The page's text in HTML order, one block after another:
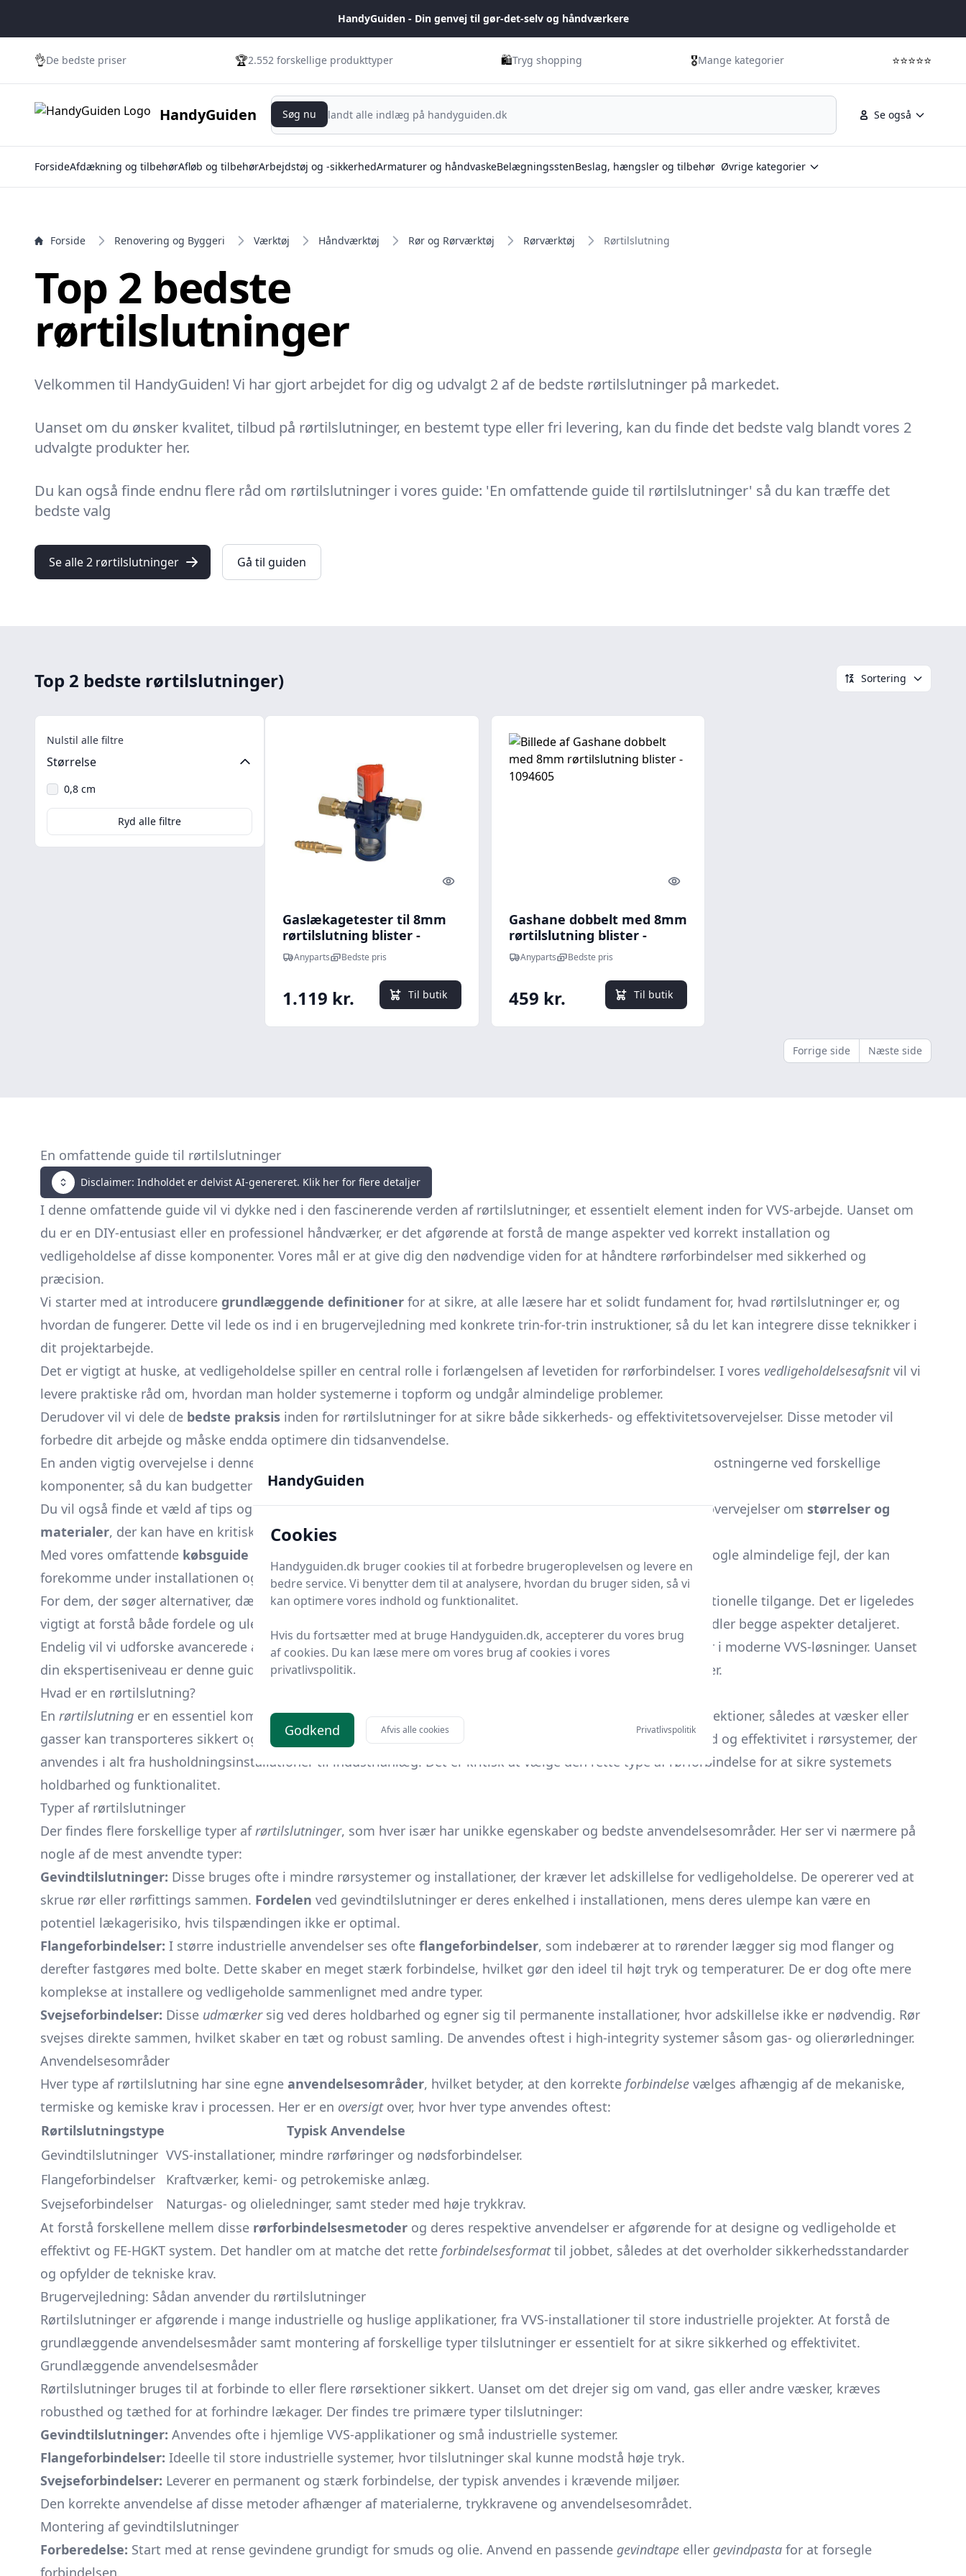
HandyGuiden - Din genvej til gør-det-selv og håndværkere
👌De bedste priser 🏆2.552 forskellige produkttyper 🛍️Tryg shopping 🎖️Mange kategorier ⭐⭐⭐⭐⭐
HandyGuiden Se også
Søg nu
Søg nu
ForsideAfdækning og tilbehørAfløb og tilbehørArbejdstøj og -sikkerhedArmaturer og håndvaskeBelægningsstenBeslag, hængsler og tilbehør Øvrige kategorier
Forside Renovering og Byggeri Værktøj Håndværktøj Rør og Rørværktøj Rørværktøj Rørtilslutning
Top 2 bedste
rørtilslutninger
Velkommen til HandyGuiden! Vi har gjort arbejdet for dig og udvalgt 2 af de bedste rørtilslutninger på markedet.
Uanset om du ønsker kvalitet, tilbud på rørtilslutninger, en bestemt type eller fri levering, kan du finde det bedste valg blandt vores 2
udvalgte produkter her.
Du kan også finde endnu flere råd om rørtilslutninger i vores guide: 'En omfattende guide til rørtilslutninger' så du kan træffe det
bedste valg
Se alle 2 rørtilslutninger Gå til guiden
Top 2 bedste rørtilslutninger) Sortering
Nulstil alle filtre
Størrelse
0,8 cm
Ryd alle filtre
Quick look
Gaslækagetester til 8mm
rørtilslutning blister -
1094615
Anyparts Bedste pris
1.119 kr. Til butik
Quick look
Gashane dobbelt med 8mm
rørtilslutning blister -
1094605
Anyparts Bedste pris
459 kr. Til butik
Forrige side Næste side
En omfattende guide til rørtilslutninger
Disclaimer: Indholdet er delvist AI-genereret. Klik her for flere detaljer
I denne omfattende guide vil vi dykke ned i den fascinerende verden af rørtilslutninger, et essentielt element inden for VVS-arbejde. Uanset om
du er en DIY-entusiast eller en professionel håndværker, er det afgørende at forstå de mange aspekter ved korrekt installation og
vedligeholdelse af disse komponenter. Vores mål er at give dig den nødvendige viden for at håndtere rørforbindelser med sikkerhed og
præcision.
Vi starter med at introducere grundlæggende definitioner for at sikre, at alle læsere har et solidt fundament for, hvad rørtilslutninger er, og
hvordan de fungerer. Dette vil lede os ind i en brugervejledning med konkrete trin-for-trin instruktioner, så du let kan integrere disse teknikker i
dit projektarbejde.
Det er vigtigt at huske, at vedligeholdelse spiller en central rolle i forlængelsen af levetiden for rørforbindelser. I vores vedligeholdelsesafsnitvil vi
levere praktiske råd om, hvordan man holder systemerne i topform og undgår almindelige problemer.
Derudover vil vi dele de bedste praksis inden for rørtilslutninger for at sikre både sikkerheds- og effektivitetsovervejelser. Disse metoder vil
forbedre dit arbejde og måske endda optimere din tidsanvendelse.
En anden vigtig overvejelse i denne guide er prisaspektet. Vores
giver et detaljeret overblik over omkostningerne ved forskellige
komponenter, så du kan budgettere dit projekt på en fornuftig måde.
Du vil også finde et væld af tips og tricks til at håndtere rørforbindelser i vanskelige situationer samt nyttige overvejelser om størrelser og
materialer, der kan have en kritisk indflydelse på dine forbindelsers præstation.
Med vores omfattende købsguide kan du føle dig sikker på dine valg af produkter, mens vi også gennemgår nogle almindelige fejl, der kan
forekomme under installationen og hvordan man undgår dem.
For dem, der søger alternativer, dækker vi også innovative løsninger, der tilbyder muligheder uden for de traditionelle tilgange. Det er ligeledes
vigtigt at forstå både fordele og ulemper ved de rørtilslutninger, du vælger at anvende, og denne guide behandler begge aspekter detaljeret.
Endelig vil vi udforske avancerede anvendelser, hvor rørforbindelser kan bruges på kreative og effektive måder i moderne VVS-løsninger. Uanset
din ekspertiseniveau er denne guide designet til at styrke din forståelse og kyndighed inden for rørtilslutninger.
Hvad er en rørtilslutning?
En rørtilslutning er en essentiel komponent i ethvert rørsystem. Den har til formål at forbinde to eller flere rørsektioner, således at væsker eller
gasser kan transporteres sikkert og uden lækager. Rørtilslutningermuliggør
fleksibilitet, modstandsdygtighed og effektivitet i rørsystemer, der
anvendes i alt fra husholdningsinstallationer til industrianlæg. Det er kritisk at vælge den rette type af rørforbindelse for at sikre systemets
holdbarhed og funktionalitet.
Typer af rørtilslutninger
Der findes flere forskellige typer afrørtilslutninger, som hver især har unikke egenskaber og bedste anvendelsesområder. Her ser vi nærmere på
nogle af de mest anvendte typer:
Gevindtilslutninger: Disse bruges ofte i mindre rørsystemer og installationer, der kræver let adskillelse for vedligeholdelse. De opererer ved at
skrue rør eller rørfittings sammen. Fordelen ved gevindtilslutninger er deres enkelhed i installationen, mens deres ulempe kan være en
potentiel lækagerisiko, hvis tilspændingen ikke er optimal.
Flangeforbindelser: I større industrielle anvendelser ses ofte flangeforbindelser, som indebærer at to rørender lægger sig mod flanger og
derefter fastgøres med bolte. Dette skaber en meget stærk forbindelse, hvilket gør den ideel til højt tryk og temperaturer. De er dog ofte mere
komplekse at installere og vedligeholde sammenlignet med andre typer.
Svejseforbindelser: Disse udmærkersig ved deres holdbarhed og egner sig til permanente installationer, hvor adskillelse ikke er nødvendig. Rør
svejses direkte sammen, hvilket skaber en tæt og robust samling. De anvendes oftest i high-integrity systemer såsom gas- og olierørledninger.
Anvendelsesområder
Hver type af rørtilslutning har sine egne anvendelsesområder, hvilket betyder, at den korrekte forbindelse vælges afhængig af de mekaniske,
termiske og kemiske krav i processen. Her er en oversigtover, hvor hver type anvendes oftest:
Rørtilslutningstype
Typisk Anvendelse
Gevindtilslutninger VVS-installationer, mindre rørføringer og nødsforbindelser.
Flangeforbindelser
Kraftværker, kemi- og petrokemiske anlæg.
Svejseforbindelser
Naturgas- og olieledninger, samt steder med høje trykkrav.
At forstå forskellene mellem disse rørforbindelsesmetoder og deres respektive anvendelser er afgørende for at designe og vedligeholde et
effektivt og FE-HGKT system. Det handler om at matche det rette forbindelsesformattil jobbet, således at det overholder sikkerhedsstandarder
og opfylder de tekniske krav.
Brugervejledning: Sådan anvender du rørtilslutninger
Rørtilslutninger er afgørende i mange industrielle og huslige applikationer, fra VVS-installationer til store industrielle projekter. At forstå de
grundlæggende anvendelsesmåder samt montering af forskellige typer tilslutninger er essentielt for at sikre sikkerhed og effektivitet.
Grundlæggende anvendelsesmåder
Rørtilslutninger bruges til at forbinde to eller flere rørsektioner sikkert. Uanset om det drejer sig om vand, gas eller andre væsker, kræves
robusthed og tæthed for at forhindre lækager. Der findes tre primære typer tilslutninger:
Gevindtilslutninger: Anvendes ofte i hjemlige VVS-applikationer og små industrielle systemer.
Flangeforbindelser: Ideelle til store industrielle systemer, hvor tilslutninger skal kunne modstå høje tryk.
Svejseforbindelser: Leverer en permanent og stærk forbindelse, der typisk anvendes i krævende miljøer.
Den korrekte anvendelse af disse metoder afhænger af materialerne, trykkravene og anvendelsesområdet.
Montering af gevindtilslutninger
Forberedelse: Start med at rense gevindene grundigt for smuds og olie. Anvend en passende gevindtape eller gevindpasta for at forsegle
forbindelsen.
HandyGuiden
Cookies
Handyguiden.dk bruger cookies til at forbedre brugeroplevelsen og levere en
bedre service. Vi benytter dem til at analysere, hvordan du bruger siden, så vi
kan optimere vores indhold og funktionalitet.
Hvis du fortsætter med at bruge Handyguiden.dk, accepterer du vores brug
af cookies. Du kan læse mere om vores brug af cookies i vores
privatlivspolitik.
Godkend Afvis alle cookies Privatlivspolitik